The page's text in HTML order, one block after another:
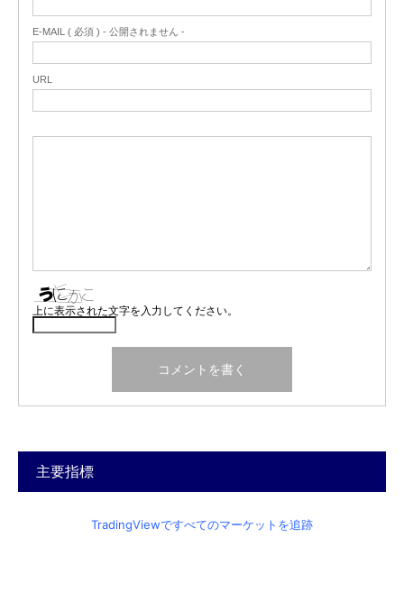
E-MAIL ( 必須 ) - 公開されません -
URL
上に表示された文字を入力してください。
主要指標
TradingViewですべてのマーケットを追跡